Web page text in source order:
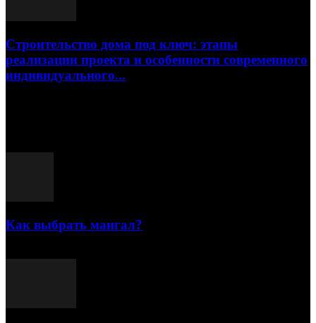
Строительство дома под ключ: этапы
реализации проекта и особенности современного
индивидуального...
Как выбрать мангал?